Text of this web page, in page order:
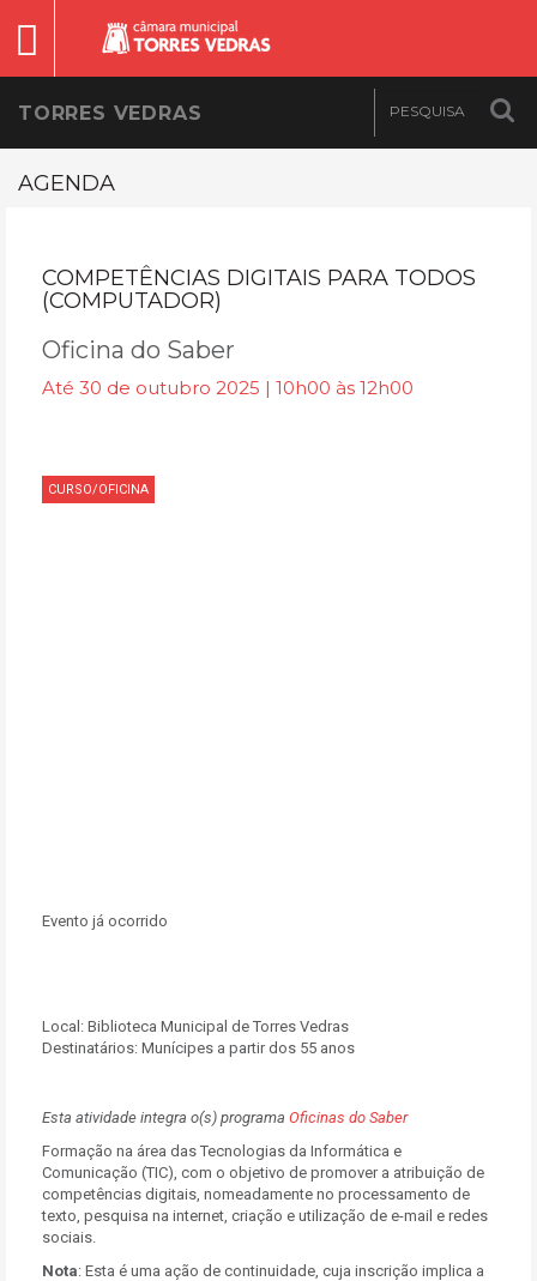
TORRES VEDRAS
AGENDA
COMPETÊNCIAS DIGITAIS PARA TODOS
(COMPUTADOR)
Oficina do Saber
Até 30 de outubro 2025 | 10h00 às 12h00
CURSO/OFICINA
Evento já ocorrido
Local: Biblioteca Municipal de Torres Vedras
Destinatários: Munícipes a partir dos 55 anos
Esta atividade integra o(s) programa Oficinas do Saber
Formação na área das Tecnologias da Informática e
Comunicação (TIC), com o objetivo de promover a atribuição de
competências digitais, nomeadamente no processamento de
texto, pesquisa na internet, criação e utilização de e-mail e redes
sociais.
Nota: Esta é uma ação de continuidade, cuja inscrição implica a